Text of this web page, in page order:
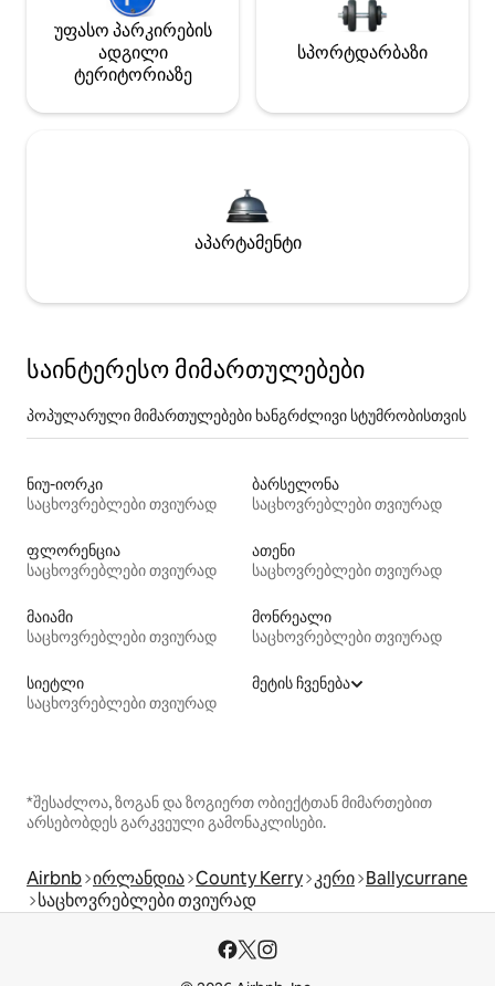
უფასო პარკირების
ადგილი
ტერიტორიაზე
სპორტდარბაზი
აპარტამენტი
საინტერესო მიმართულებები
პოპულარული მიმართულებები ხანგრძლივი სტუმრობისთვის
ნიუ-იორკი
საცხოვრებლები თვიურად
ბარსელონა
საცხოვრებლები თვიურად
ფლორენცია
საცხოვრებლები თვიურად
ათენი
საცხოვრებლები თვიურად
მაიამი
საცხოვრებლები თვიურად
მონრეალი
საცხოვრებლები თვიურად
სიეტლი
საცხოვრებლები თვიურად
მეტის ჩვენება
*შესაძლოა, ზოგან და ზოგიერთ ობიექტთან მიმართებით
არსებობდეს გარკვეული გამონაკლისები.
Airbnb ირლანდია County Kerry კერი Ballycurrane
საცხოვრებლები თვიურად